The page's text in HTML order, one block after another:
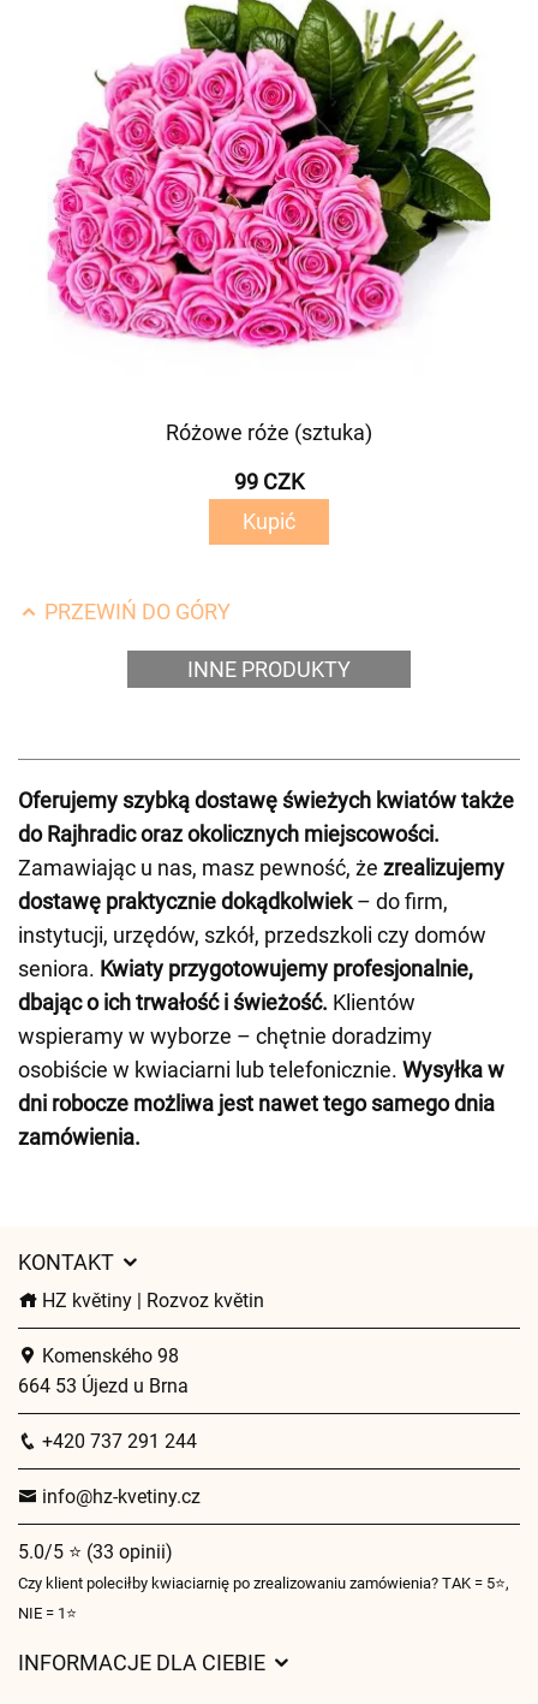
Różowe róże (sztuka)
99 CZK
Kupić
PRZEWIŃ DO GÓRY
INNE PRODUKTY
Oferujemy szybką dostawę świeżych kwiatów także
do Rajhradic oraz okolicznych miejscowości.
Zamawiając u nas, masz pewność, że zrealizujemy
dostawę praktycznie dokądkolwiek– do firm,
instytucji, urzędów, szkół, przedszkoli czy domów
seniora. Kwiaty przygotowujemy profesjonalnie,
dbając o ich trwałość i świeżość. Klientów
wspieramy w wyborze – chętnie doradzimy
osobiście w kwiaciarni lub telefonicznie. Wysyłka w
dni robocze możliwa jest nawet tego samego dnia
zamówienia.
KONTAKT
HZ květiny | Rozvoz květin
Komenského 98
664 53 Újezd u Brna
+420 737 291 244
info@hz-kvetiny.cz
5.0/5 ⭐ (33 opinii)
Czy klient poleciłby kwiaciarnię po zrealizowaniu zamówienia? TAK = 5⭐,
NIE = 1⭐
INFORMACJE DLA CIEBIE